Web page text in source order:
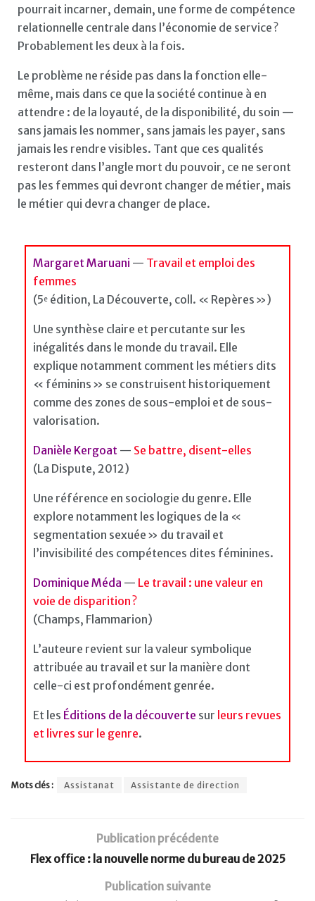
pourrait incarner, demain, une forme de compétence
relationnelle centrale dans l’économie de service ?
Probablement les deux à la fois.
Le problème ne réside pas dans la fonction elle-
même, mais dans ce que la société continue à en
attendre : de la loyauté, de la disponibilité, du soin —
sans jamais les nommer, sans jamais les payer, sans
jamais les rendre visibles. Tant que ces qualités
resteront dans l’angle mort du pouvoir, ce ne seront
pas les femmes qui devront changer de métier, mais
le métier qui devra changer de place.
Margaret Maruani — Travail et emploi des
femmes
(5e édition, La Découverte, coll. « Repères »)
Une synthèse claire et percutante sur les
inégalités dans le monde du travail. Elle
explique notamment comment les métiers dits
« féminins » se construisent historiquement
comme des zones de sous-emploi et de sous-
valorisation.
Danièle Kergoat — Se battre, disent-elles
(La Dispute, 2012)
Une référence en sociologie du genre. Elle
explore notamment les logiques de la «
segmentation sexuée » du travail et
l’invisibilité des compétences dites féminines.
Dominique Méda — Le travail : une valeur en
voie de disparition ?
(Champs, Flammarion)
L’auteure revient sur la valeur symbolique
attribuée au travail et sur la manière dont
celle-ci est profondément genrée.
Et les Éditions de la découverte sur leurs revues
et livres sur le genre.
Mots clés : Assistanat Assistante de direction
Publication précédente
Flex office : la nouvelle norme du bureau de 2025
Publication suivante